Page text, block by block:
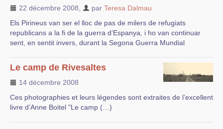
22 décembre 2008 par Teresa Dalmau
Els Pirineus van ser el lloc de pas de milers de refugiats
republicans a la fi de la guerra d’Espanya, i ho van continuar
sent, en sentit invers, durant la Segona Guerra Mundial
Le camp de Rivesaltes
14 décembre 2008
Ces photographies et leurs légendes sont extraites de l’excellent
livre d’Anne Boitel "Le camp (…)